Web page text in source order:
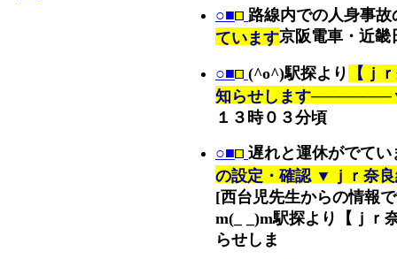
○■ 路線内での人身事故
ています京阪電車・近畿
○■ (^o^)駅探より 【ｊ
知らせします
１３時０３分頃
○■ 遅れと運休がでてい
の設定・確認 ▼ｊｒ奈
[西台児先生からの情報
m(_ _)m駅探より【ｊｒ
らせしま